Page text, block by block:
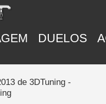
DUELOS
de 3DTuning -